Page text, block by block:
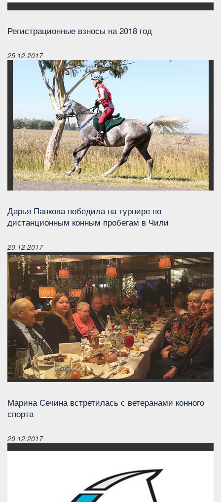
Регистрационные взносы на 2018 год
25.12.2017
Дарья Панкова победила на турнире по
дистанционным конным пробегам в Чили
20.12.2017
Марина Сечина встретилась с ветеранами конного
спорта
20.12.2017